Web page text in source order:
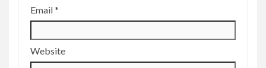
Email*
Website